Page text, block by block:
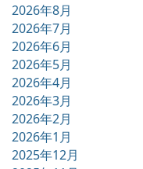
2026年8月
2026年7月
2026年6月
2026年5月
2026年4月
2026年3月
2026年2月
2026年1月
2025年12月